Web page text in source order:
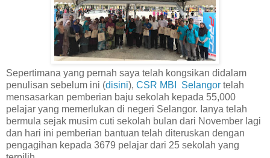
Sepertimana yang pernah saya telah kongsikan didalam
penulisan sebelum ini (disini), CSR MBI Selangor telah
mensasarkan pemberian baju sekolah kepada 55,000
pelajar yang memerlukan di negeri Selangor. Ianya telah
bermula sejak musim cuti sekolah bulan dari November lagi
dan hari ini pemberian bantuan telah diteruskan dengan
pengagihan kepada 3679 pelajar dari 25 sekolah yang